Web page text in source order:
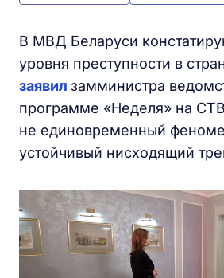
В МВД Беларуси
уровня преступности в
заявил замминистра
программе «Неделя» на
не единовременный
устойчивый нисходящий